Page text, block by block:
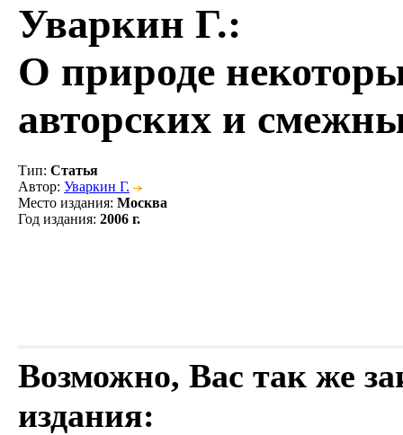
Уваркин Г.:
О природе
авторских и
Тип: Статья
Автор: Уваркин Г.
Место издания: Москва
Год издания: 2006 г.
Возможно, Вас так же
издания: